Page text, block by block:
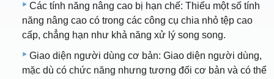
Các tính năng nâng cao bị hạn chế: Thiếu một số tính
năng nâng cao có trong các công cụ chia nhỏ tệp cao
cấp, chẳng hạn như khả năng xử lý song song.
Giao diện người dùng cơ bản: Giao diện người dùng,
mặc dù có chức năng nhưng tương đối cơ bản và có thể